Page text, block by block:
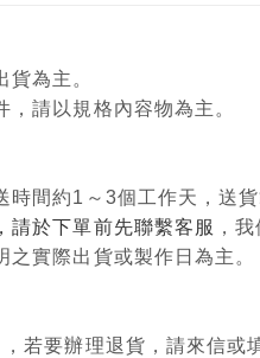
為主。
請以規格內容物為主。
間約1～3個工作天，送貨
請於下單前先聯繫客服 ，
實際出貨或製作日為主。
若要辦理退貨，請來信